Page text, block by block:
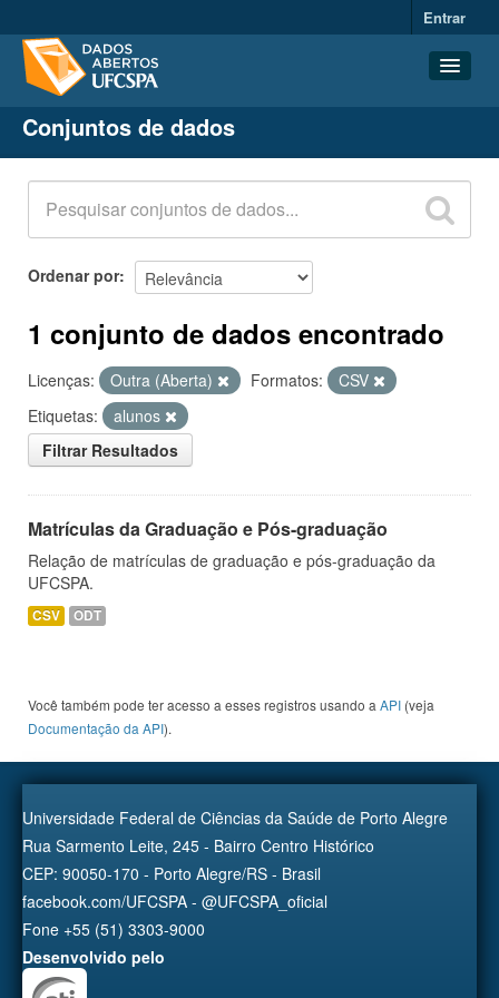
Entrar
Conjuntos de dados
Organizações
Grupos
Sobre
Conjuntos de dados
Ordenar por
1 conjunto de dados encontrado
Licenças: Outra (Aberta) Formatos:
CSV
Etiquetas:
alunos
Filtrar Resultados
Matrículas da Graduação e Pós-graduação
Relação de matrículas de graduação e pós-graduação da
UFCSPA.
CSV ODT
Você também pode ter acesso a esses registros usando a API (veja
Documentação da API).
Universidade Federal de Ciências da Saúde de Porto Alegre
Rua Sarmento Leite, 245 - Bairro Centro Histórico
CEP: 90050-170 - Porto Alegre/RS - Brasil
facebook.com/UFCSPA - @UFCSPA_oficial
Fone +55 (51) 3303-9000
Desenvolvido pelo